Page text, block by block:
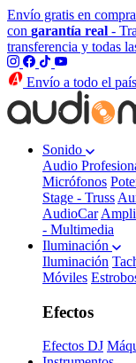
Envío gratis en
con garantía real -
transferencia y todas
Envío a todo el país
Sonido
Audio
Micrófonos
Stage - Truss
AudioCar
- Multimedia
Iluminación
Iluminación
Móviles
Efectos
Efectos DJ